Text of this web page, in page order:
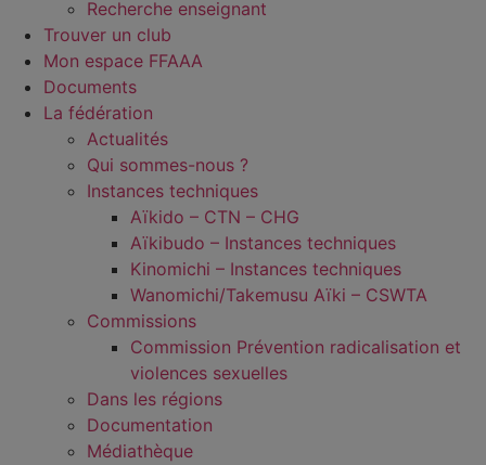
Recherche enseignant
Trouver un club
Mon espace FFAAA
Documents
La fédération
Actualités
Qui sommes-nous ?
Instances techniques
Aïkido – CTN – CHG
Aïkibudo – Instances techniques
Kinomichi – Instances techniques
Wanomichi/Takemusu Aïki – CSWTA
Commissions
Commission Prévention radicalisation et
violences sexuelles
Dans les régions
Documentation
Médiathèque